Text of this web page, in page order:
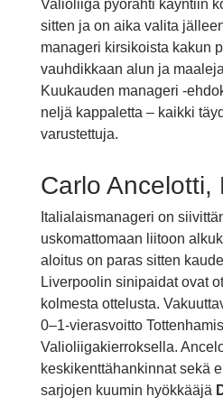
Valioliiga pyörähti käyntiin
sitten ja on aika valita
manageri kirsikoista kakun
vauhdikkaan alun ja
Kuukauden manageri -
neljä kappaletta – kaikki
varustettuja.
Carlo Ancelotti,
Italialaismanageri on
uskomattomaan liitoon
aloitus on paras sitten
Liverpoolin sinipaidat ovat
kolmesta ottelusta.
0–1-vierasvoitto
Valioliigakierroksella.
keskikenttähankinnat sekä
sarjojen kuumin hyökkääjä